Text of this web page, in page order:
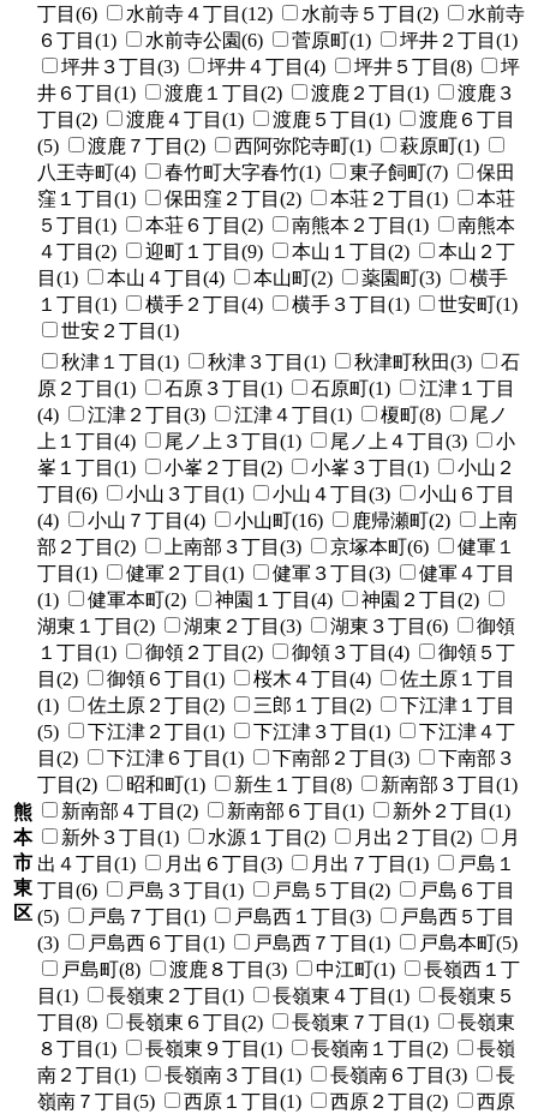
丁目(6)
水前寺４丁目(12) 水前寺５丁目(2)
水前寺
６丁目(1)
水前寺公園(6) 菅原町(1)
坪井２丁目(1)
坪井３丁目(3)
坪井４丁目(4) 坪井５丁目(8)
坪
井６丁目(1)
渡鹿１丁目(2) 渡鹿２丁目(1)
渡鹿３
丁目(2)
渡鹿４丁目(1) 渡鹿５丁目(1)
渡鹿６丁目
(5)
渡鹿７丁目(2) 西阿弥陀寺町(1)
萩原町(1)
八王寺町(4)
春竹町大字春竹(1) 東子飼町(7)
保田
窪１丁目(1)
保田窪２丁目(2) 本荘２丁目(1)
本荘
５丁目(1)
本荘６丁目(2) 南熊本２丁目(1)
南熊本
４丁目(2)
迎町１丁目(9) 本山１丁目(2)
本山２丁
目(1)
本山４丁目(4) 本山町(2) 薬園町(3)
横手
１丁目(1)
横手２丁目(4) 横手３丁目(1)
世安町(1)
世安２丁目(1)
熊
本
市
東
区
秋津１丁目(1) 秋津３丁目(1) 秋津町秋田(3)
石
原２丁目(1)
石原３丁目(1) 石原町(1)
江津１丁目
(4)
江津２丁目(3) 江津４丁目(1) 榎町(8)
尾ノ
上１丁目(4)
尾ノ上３丁目(1) 尾ノ上４丁目(3)
小
峯１丁目(1)
小峯２丁目(2) 小峯３丁目(1)
小山２
丁目(6)
小山３丁目(1) 小山４丁目(3)
小山６丁目
(4)
小山７丁目(4) 小山町(16) 鹿帰瀬町(2)
上南
部２丁目(2)
上南部３丁目(3) 京塚本町(6)
健軍１
丁目(1)
健軍２丁目(1) 健軍３丁目(3)
健軍４丁目
(1)
健軍本町(2) 神園１丁目(4)
神園２丁目(2)
湖東１丁目(2)
湖東２丁目(3) 湖東３丁目(6)
御領
１丁目(1)
御領２丁目(2) 御領３丁目(4)
御領５丁
目(2)
御領６丁目(1) 桜木４丁目(4)
佐土原１丁目
(1)
佐土原２丁目(2) 三郎１丁目(2)
下江津１丁目
(5)
下江津２丁目(1) 下江津３丁目(1)
下江津４丁
目(2)
下江津６丁目(1) 下南部２丁目(3)
下南部３
丁目(2)
昭和町(1) 新生１丁目(8)
新南部３丁目(1)
新南部４丁目(2)
新南部６丁目(1)
新外２丁目(1)
新外３丁目(1)
水源１丁目(2) 月出２丁目(2)
月
出４丁目(1)
月出６丁目(3) 月出７丁目(1)
戸島１
丁目(6)
戸島３丁目(1) 戸島５丁目(2)
戸島６丁目
(5)
戸島７丁目(1) 戸島西１丁目(3)
戸島西５丁目
(3)
戸島西６丁目(1) 戸島西７丁目(1)
戸島本町(5)
戸島町(8)
渡鹿８丁目(3) 中江町(1)
長嶺西１丁
目(1)
長嶺東２丁目(1) 長嶺東４丁目(1)
長嶺東５
丁目(8)
長嶺東６丁目(2) 長嶺東７丁目(1)
長嶺東
８丁目(1)
長嶺東９丁目(1) 長嶺南１丁目(2)
長嶺
南２丁目(1)
長嶺南３丁目(1) 長嶺南６丁目(3)
長
嶺南７丁目(5)
西原１丁目(1) 西原２丁目(2)
西原